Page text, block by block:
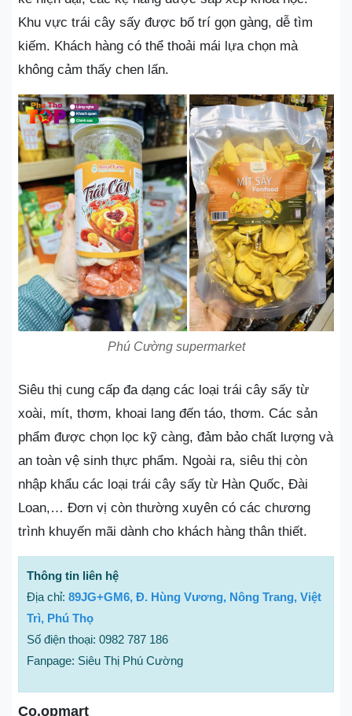
Khu vực trái cây sấy được bố trí gọn gàng, dễ tìm
kiếm. Khách hàng có thể thoải mái lựa chọn mà
không cảm thấy chen lấn.
Phú Cường supermarket
Siêu thị cung cấp đa dạng các loại trái cây sấy từ
xoài, mít, thơm, khoai lang đến táo, thơm. Các sản
phẩm được chọn lọc kỹ càng, đảm bảo chất lượng và
an toàn vệ sinh thực phẩm. Ngoài ra, siêu thị còn
nhập khẩu các loại trái cây sấy từ Hàn Quốc, Đài
Loan,… Đơn vị còn thường xuyên có các chương
trình khuyến mãi dành cho khách hàng thân thiết.
Thông tin liên hệ
Địa chỉ: 89JG+GM6, Đ. Hùng Vương, Nông Trang, Việt
Trì, Phú Thọ
Số điện thoại: 0982 787 186
Fanpage: Siêu Thị Phú Cường
Co.opmart